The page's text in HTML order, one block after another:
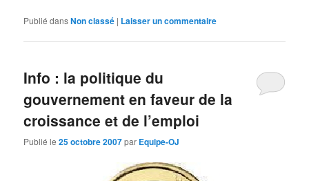
Publié dansNon classé | Laisser un commentaire
Info : la politique du
gouvernement en faveur de la
croissance et de l’emploi
Publié le25 octobre 2007par Equipe-OJ